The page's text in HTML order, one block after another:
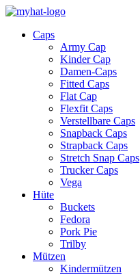
Caps
Army Cap
Kinder Cap
Damen-Caps
Fitted Caps
Flat Cap
Flexfit Caps
Verstellbare Caps
Snapback Caps
Strapback Caps
Stretch Snap Caps
Trucker Caps
Vega
Hüte
Buckets
Fedora
Pork Pie
Trilby
Mützen
Kindermützen